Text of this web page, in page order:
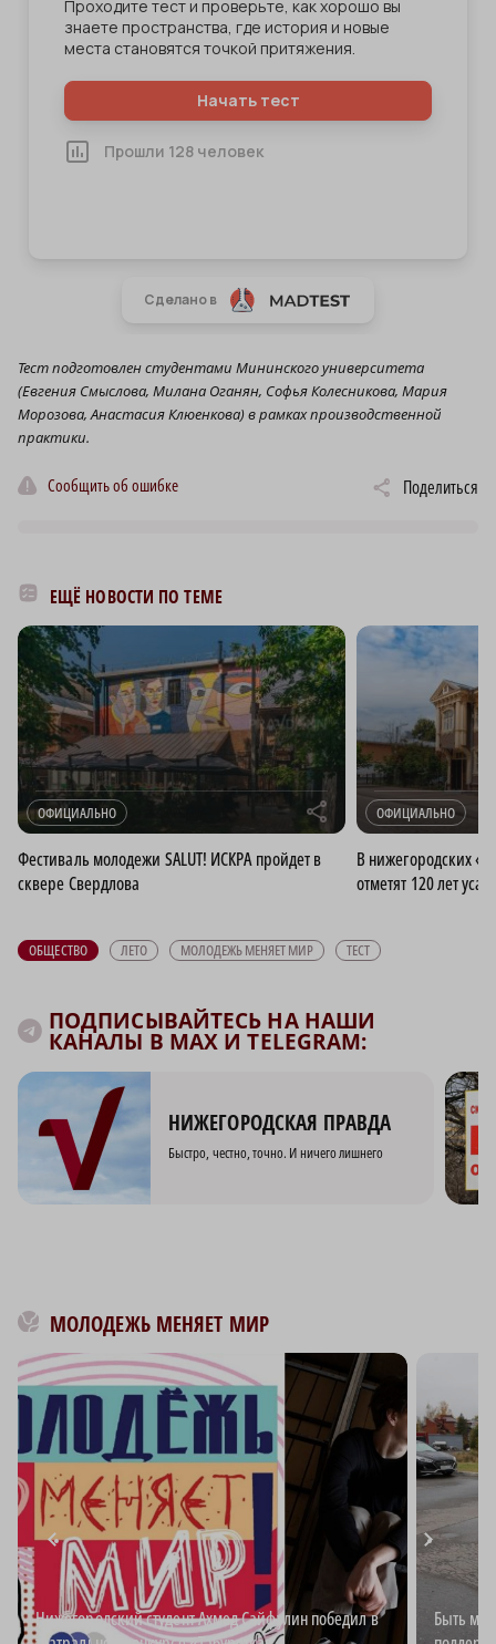
Тест подготовлен студентами Мининского университета
(Евгения Смыслова, Милана Оганян, Софья Колесникова, Мария
Морозова, Анастасия Клюенкова) в рамках производственной
практики.
Сообщить об ошибке Поделиться
ЕЩЁ НОВОСТИ ПО ТЕМЕ
ОФИЦИАЛЬНО r
Фестиваль молодежи SALUT! ИСКРА пройдет в
сквере Свердлова
ОФИЦИАЛЬНО
В нижегородских
отметят 120 лет
ОБЩЕСТВО ЛЕТО МОЛОДЕЖЬ МЕНЯЕТ МИР ТЕСТ
ПОДПИСЫВАЙТЕСЬ НА НАШИ
КАНАЛЫ В MAX И TELEGRAM:
НИЖЕГОРОДСКАЯ ПРАВДА
Быстро, честно, точно. И ничего лишнего
МОЛОДЕЖЬ МЕНЯЕТ МИР
Нижегородский студент Ахмед Сайфулин победил в
Быть